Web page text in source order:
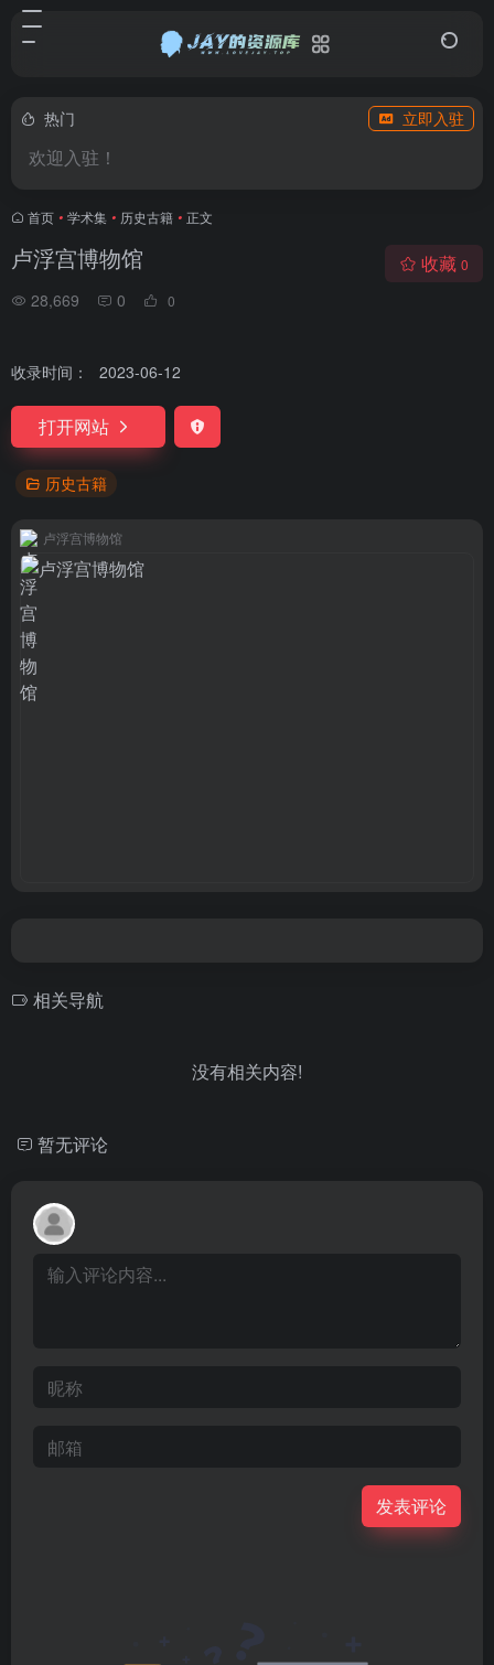
热门 立即入驻
欢迎入驻！
首页 • 学术集 • 历史古籍 • 正文
卢浮宫博物馆
28,669 0 0
收藏 0
收录时间： 2023-06-12
打开网站
历史古籍
卢浮宫博物馆
相关导航
没有相关内容!
暂无评论
发表评论